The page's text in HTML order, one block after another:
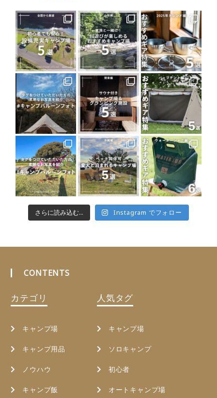
さらに読み込む... Instagram でフォロー
CONTENTS
カテゴリ
キャンプ場
キャンプ用品
ノウハウ
キャンプ飯
人気タグ
キャンプ場
ソロキャンプ
初心者
オートキャンプ場